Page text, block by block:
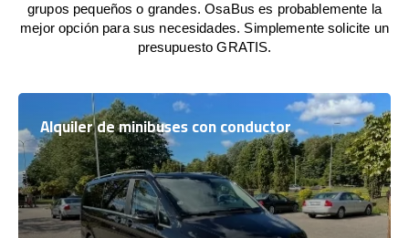
grupos pequeños o grandes. OsaBus es probablemente la
mejor opción para sus necesidades. Simplemente solicite un
presupuesto GRATIS.
Alquiler de minibuses con conductor